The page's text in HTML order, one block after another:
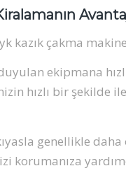
kazık çakma
ekipmana
hızlı bir şekilde
genellikle
korumanıza